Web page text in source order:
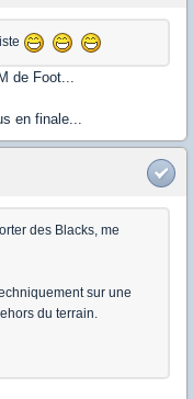
de Foot...
en finale...
des Blacks, me
sur une
du terrain.